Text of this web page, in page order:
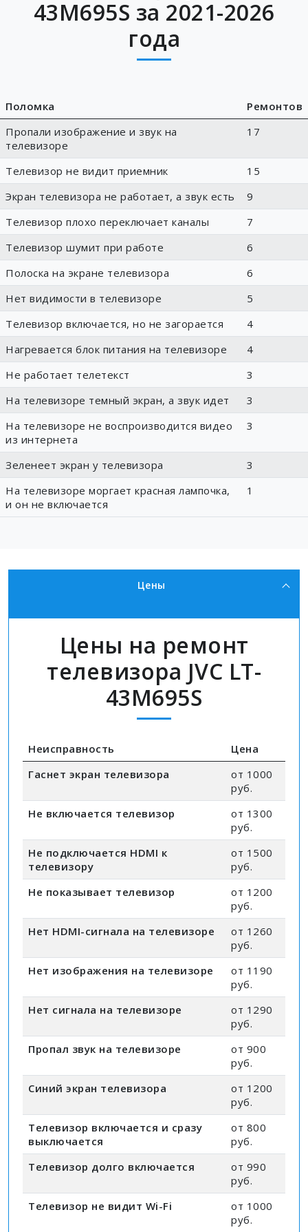
43M695S за 2021-2026
года
Поломка
Ремонтов
Пропали изображение и звук на
телевизоре
17
Телевизор не видит приемник
15
Экран телевизора не работает, а звук есть
9
Телевизор плохо переключает каналы
7
Телевизор шумит при работе
6
Полоска на экране телевизора
6
Нет видимости в телевизоре
5
Телевизор включается, но не загорается
4
Нагревается блок питания на телевизоре
4
Не работает телетекст
3
На телевизоре темный экран, а звук идет
3
На телевизоре не воспроизводится видео
из интернета
3
Зеленеет экран у телевизора
3
На телевизоре моргает красная лампочка,
и он не включается
1
Цены
Цены на ремонт
телевизора JVC LT-
43M695S
Неисправность
Цена
Гаснет экран телевизора
от 1000
руб.
Не включается телевизор
от 1300
руб.
Не подключается HDMI к
телевизору
от 1500
руб.
Не показывает телевизор
от 1200
руб.
Нет HDMI-сигнала на телевизоре
от 1260
руб.
Нет изображения на телевизоре
от 1190
руб.
Нет сигнала на телевизоре
от 1290
руб.
Пропал звук на телевизоре
от 900
руб.
Синий экран телевизора
от 1200
руб.
Телевизор включается и сразу
выключается
от 800
руб.
Телевизор долго включается
от 990
руб.
Телевизор не видит Wi-Fi
от 1000
руб.